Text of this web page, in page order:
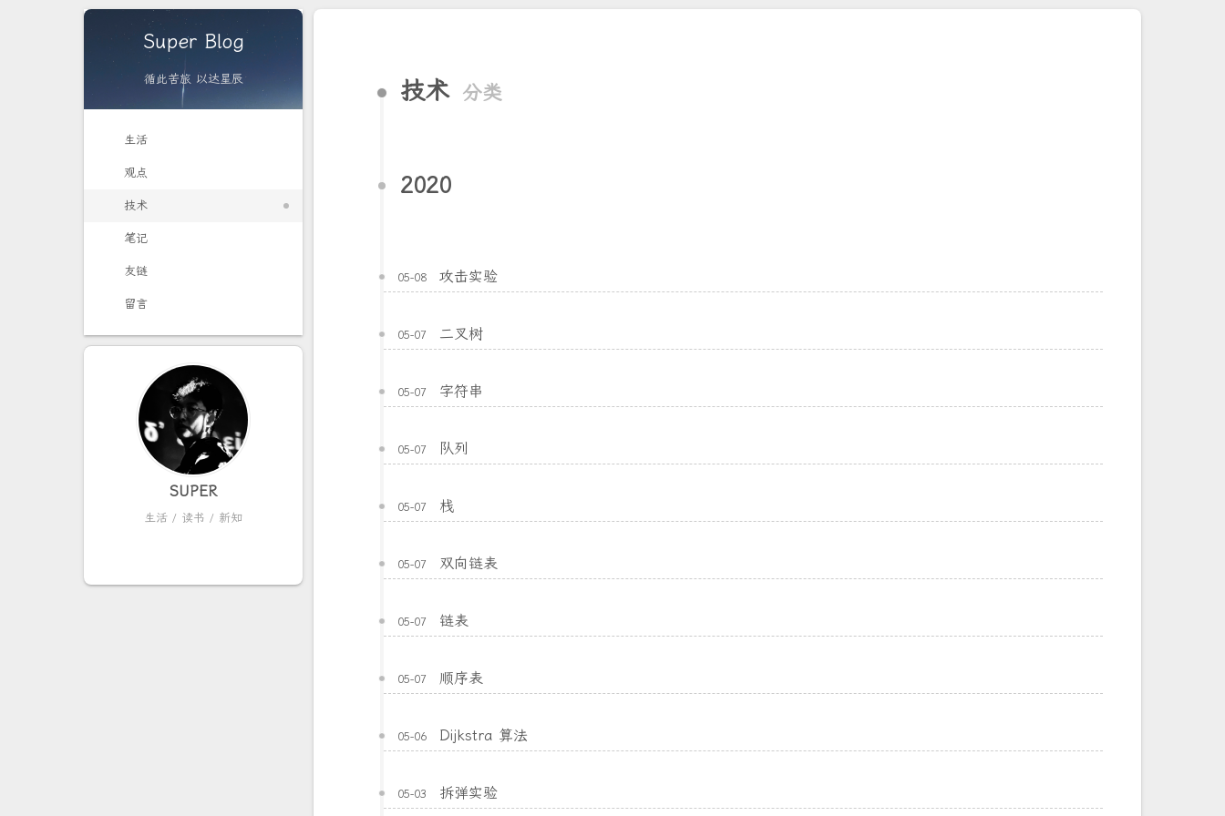
Super Blog
循此苦旅 以达星辰
生活
观点
技术
笔记
友链
留言
SUPER
生活 / 读书 / 新知
技术 分类
2020
05-08 攻击实验
05-07 二叉树
05-07 字符串
05-07 队列
05-07 栈
05-07 双向链表
05-07 链表
05-07 顺序表
05-06 Dijkstra 算法
05-03 拆弹实验